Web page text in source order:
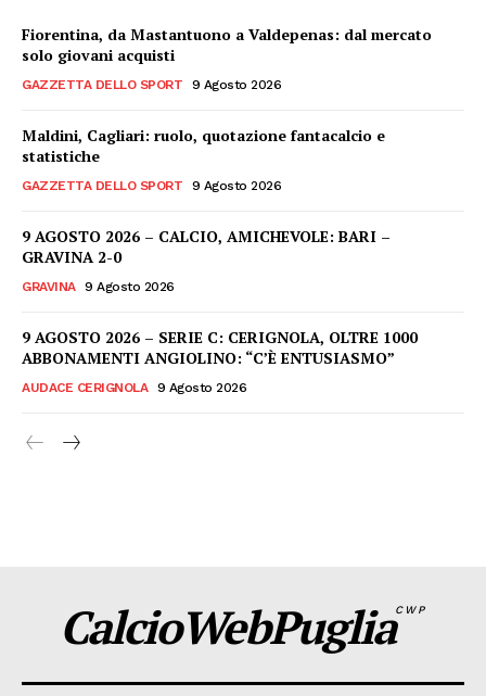
Fiorentina, da Mastantuono a Valdepenas: dal mercato
solo giovani acquisti
GAZZETTA DELLO SPORT 9 Agosto 2026
Maldini, Cagliari: ruolo, quotazione fantacalcio e
statistiche
GAZZETTA DELLO SPORT 9 Agosto 2026
9 AGOSTO 2026 – CALCIO, AMICHEVOLE: BARI –
GRAVINA 2-0
GRAVINA 9 Agosto 2026
9 AGOSTO 2026 – SERIE C: CERIGNOLA, OLTRE 1000
ABBONAMENTI ANGIOLINO: “C’È ENTUSIASMO”
AUDACE CERIGNOLA 9 Agosto 2026
CalcioWebPugliaCWP